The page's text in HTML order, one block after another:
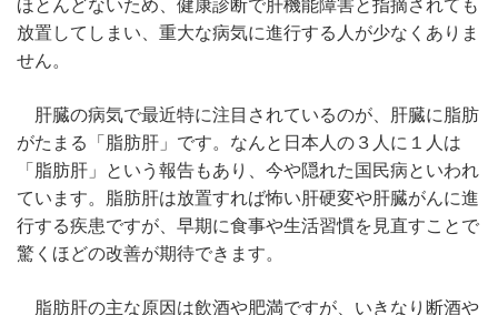
放置してしまい、重大な病気に進行する人が少なくありま
せん。
肝臓の病気で最近特に注目されているのが、肝臓に脂肪
がたまる「脂肪肝」です。なんと日本人の３人に１人は
「脂肪肝」という報告もあり、今や隠れた国民病といわれ
ています。脂肪肝は放置すれば怖い肝硬変や肝臓がんに進
行する疾患ですが、早期に食事や生活習慣を見直すことで
驚くほどの改善が期待できます。
脂肪肝の主な原因は飲酒や肥満ですが、いきなり断酒や